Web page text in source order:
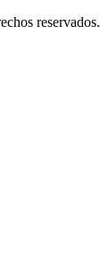
reservados.